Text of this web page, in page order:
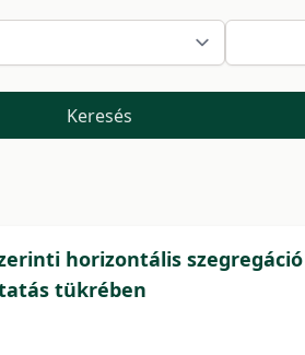
Keresés
horizontális
tükrében